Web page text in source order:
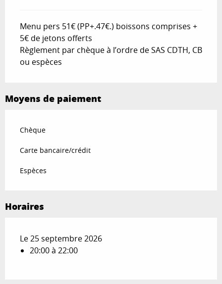
Menu pers 51€ (PP+.47€.) boissons comprises +
5€ de jetons offerts
Règlement par chèque à l’ordre de SAS CDTH, CB
ou espèces
Moyens de paiement
Chèque
Carte bancaire/crédit
Espèces
Horaires
Le 25 septembre 2026
20:00 à 22:00